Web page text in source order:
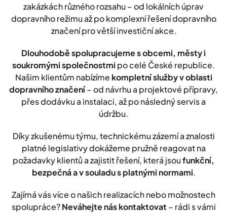
zakázkách různého rozsahu – od lokálních úprav
dopravního režimu až po komplexní řešení dopravního
značení pro větší investiční akce.
Dlouhodobě spolupracujeme s obcemi, městy i
soukromými společnostmi po celé České republice.
Našim klientům nabízíme kompletní služby v oblasti
dopravního značení– od návrhu a projektové přípravy,
přes dodávku a instalaci, až po následný servis a
údržbu.
Díky zkušenému týmu, technickému zázemí a znalosti
platné legislativy dokážeme pružně reagovat na
požadavky klientů a zajistit řešení, která jsoufunkční,
bezpečná a v souladu s platnými normami.
Zajímá vás více o našich realizacích nebo možnostech
spolupráce?Neváhejte nás kontaktovat – rádi s vámi